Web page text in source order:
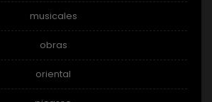
musicales
obras
oriental